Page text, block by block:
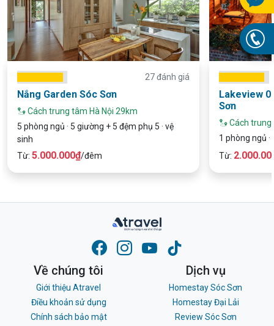
27 đánh giá
Nắng Garden Sóc Sơn
Cách trung tâm Hà Nội 29km
5 phòng ngủ · 5 giường + 5 đệm phụ 5 · vệ
sinh
Từ: 5.000.000₫/đêm
Lakeview
Sơn
Cách trung
1 phòng ngủ ·
Từ:
Về chúng tôi
Giới thiệu Atravel
Điều khoản sử dụng
Chính sách bảo mật
Dịch vụ
Homestay Sóc Sơn
Homestay Đại Lải
Review Sóc Sơn